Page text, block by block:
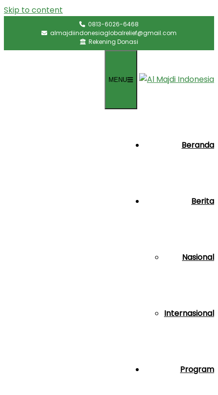
Skip to content
0813-6026-6468
almajdiindonesiaglobalrelief@gmail.com
Rekening Donasi
MENU
Beranda
Berita
Nasional
Internasional
Program